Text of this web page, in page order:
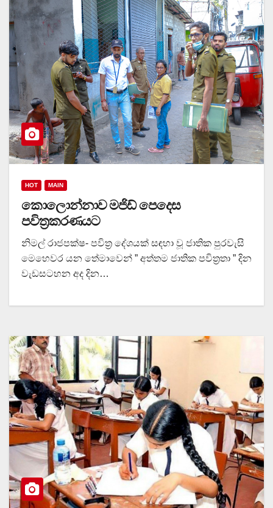
HOT MAIN
කොලොන්නාව මජිඩ් පෙදෙස
පවිත්‍රකරණයට
නිමල් රාජපක්ෂ- පවිත්‍ර දේශයක් සඳහා වූ ජාතික පුරවැසි
මෙහෙවර යන තේමාවෙන් ” අත්තම ජාතික පවිත්‍රතා ” දින
වැඩසටහන අද දින…